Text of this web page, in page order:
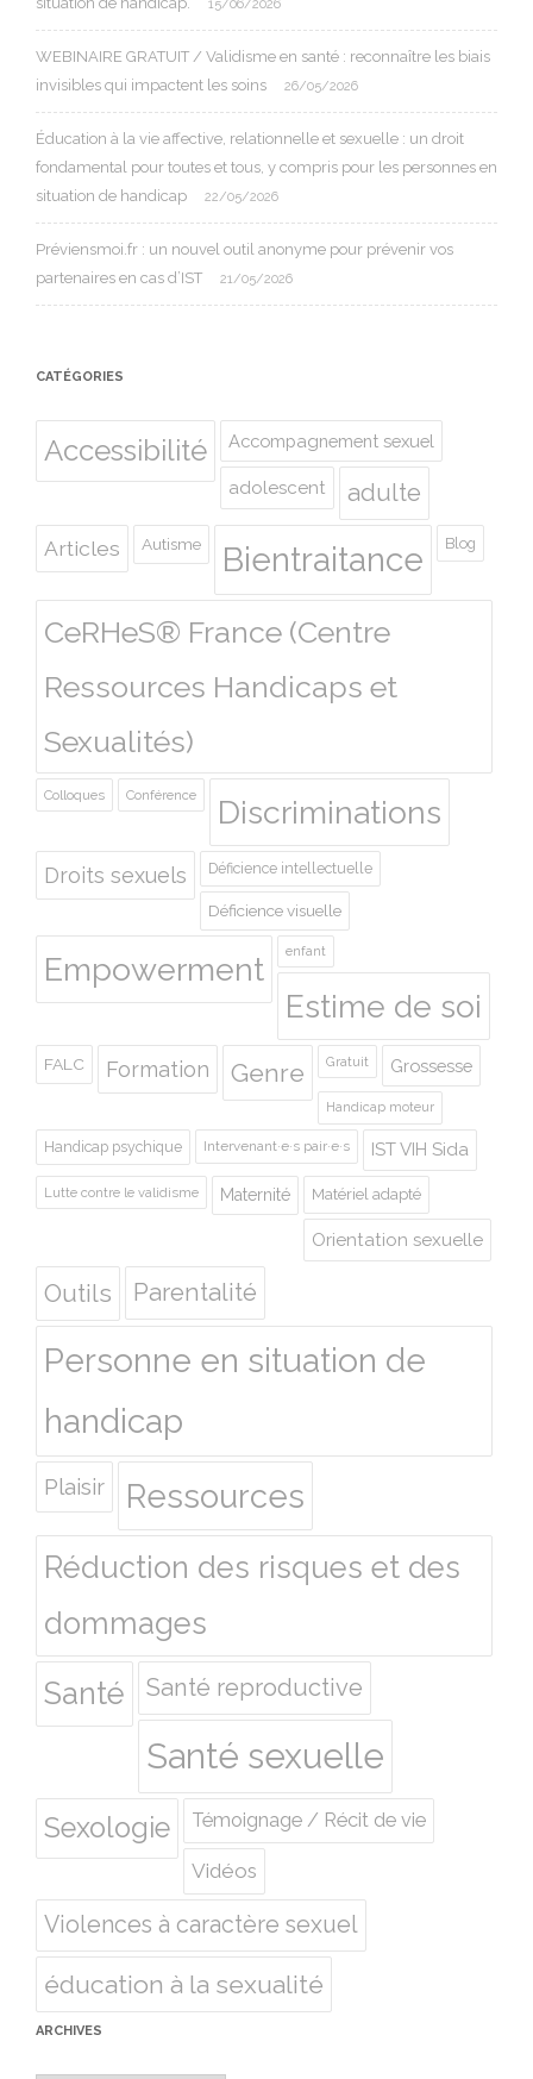
15/06/2026
WEBINAIRE GRATUIT / Validisme en santé : reconnaître les biais
invisibles qui impactent les soins
26/05/2026
Éducation à la vie affective, relationnelle et sexuelle : un droit
fondamental pour toutes et tous, y compris pour les personnes en
situation de handicap
22/05/2026
Préviensmoi.fr : un nouvel outil anonyme pour prévenir vos
partenaires en cas d’IST
21/05/2026
CATÉGORIES
Accessibilité Accompagnement sexuel
adolescent adulte
Articles Autisme Bientraitance Blog
CeRHeS® France (Centre
Ressources Handicaps et
Sexualités)
Colloques Conférence Discriminations
Droits sexuels Déficience intellectuelle
Déficience visuelle
Empowerment enfant
Estime de soi
FALC Formation Genre Gratuit Grossesse
Handicap moteur
Handicap psychique Intervenant·e·s pair·e·s IST VIH Sida
Lutte contre le validisme Maternité Matériel adapté
Orientation sexuelle
Outils Parentalité
Personne en situation de
handicap
Plaisir Ressources
Réduction des risques et des
dommages
Santé
Santé reproductive
Santé sexuelle
Sexologie Témoignage / Récit de vie
Vidéos
Violences à caractère sexuel
éducation à la sexualité
ARCHIVES